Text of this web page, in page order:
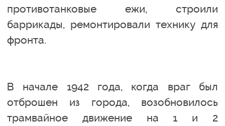
противотанковые ежи, строили
баррикады, ремонтировали технику для
фронта.
В начале 1942 года, когда враг был
отброшен из города, возобновилось
трамвайное движение на 1 и 2